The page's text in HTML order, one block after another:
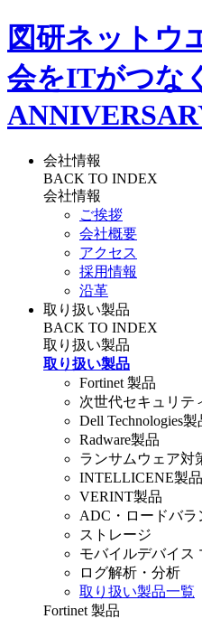
図研ネットウ
会をITがつな
会社情報
BACK TO INDEX
会社情報
ご挨拶
会社概要
アクセス
採用情報
沿革
取り扱い製品
BACK TO INDEX
取り扱い製品
取り扱い製品
Fortinet 製品
次世代セキュリテ
Dell Technologies製
Radware製品
ランサムウェア対
INTELLICENE製品
VERINT製品
ADC・ロードバラ
ストレージ
モバイルデバイス
ログ解析・分析
取り扱い製品一覧
Fortinet 製品